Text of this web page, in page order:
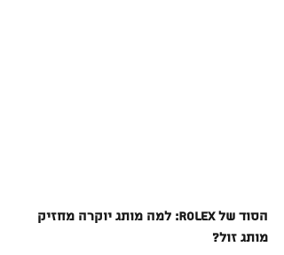
הסוד של Rolex: למה מותג יוקרה מחזיק
מותג זול?